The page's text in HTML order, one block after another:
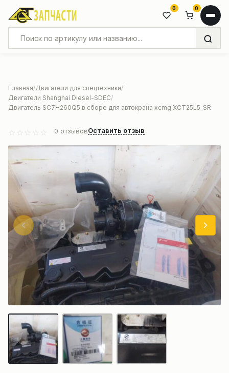
0 0
Главная Двигатели для спецтехники
Двигатели Shanghai Diesel-SDEC
Двигатель SC7H260Q5 в сборе для автокрана xcmg XCT25L5_SR
0 отзывовОставить отзыв